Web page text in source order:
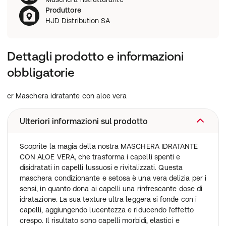
Produttore
HJD Distribution SA
Dettagli prodotto e informazioni
obbligatorie
cr Maschera idratante con aloe vera
Ulteriori informazioni sul prodotto
Scoprite la magia della nostra MASCHERA IDRATANTE
CON ALOE VERA, che trasforma i capelli spenti e
disidratati in capelli lussuosi e rivitalizzati. Questa
maschera condizionante e setosa è una vera delizia per i
sensi, in quanto dona ai capelli una rinfrescante dose di
idratazione. La sua texture ultra leggera si fonde con i
capelli, aggiungendo lucentezza e riducendo l'effetto
crespo. Il risultato sono capelli morbidi, elastici e